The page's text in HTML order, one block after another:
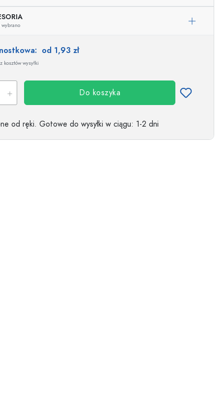
od 1,93 zł
kosztów wysyłki
Do koszyka
od ręki. Gotowe do wysyłki w ciągu: 1-2 dni